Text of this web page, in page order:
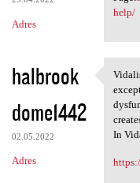
Adres
help/
halbrook
dome1442
02.05.2022
Adres
In